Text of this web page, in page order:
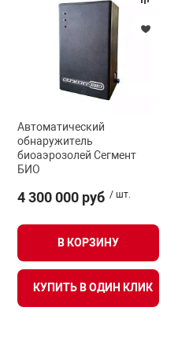
Автоматический
обнаружитель
биоаэрозолей Сегмент
БИО
4 300 000 руб / шт.
В КОРЗИНУ
КУПИТЬ В ОДИН КЛИК